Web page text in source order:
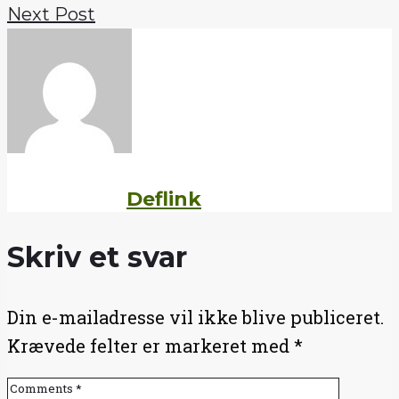
Next Post
Deflink
Skriv et svar
Din e-mailadresse vil ikke blive publiceret.
Krævede felter er markeret med*